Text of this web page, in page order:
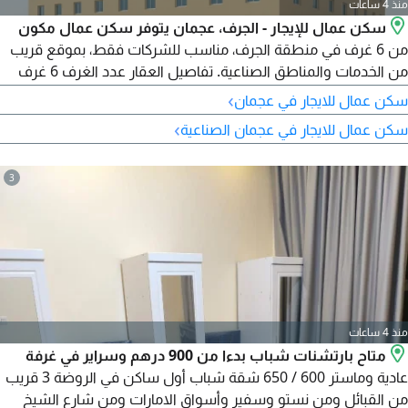
منذ 4 ساعات
سكن عمال للإيجار - الجرف، عجمان يتوفر سكن عمال مكون
من 6 غرف في منطقة الجرف، مناسب للشركات فقط، بموقع قريب
من الخدمات والمناطق الصناعية. تفاصيل العقار عدد الغرف 6 غرف
سعة الغرفة 6 أشخاص غير شامل الخدمات الحالة سيكون جاهز خلال
يومين السعر 122000 درهم اجمالي مناسب للشركات وجاهز
للتشغيل القريب
سكن عمال للايجار في عجمان›
سكن عمال للايجار في عجمان الصناعية›
3
منذ 4 ساعات
متاح بارتشنات شباب بدءا من 900 درهم وسراير في غرفة
عادية وماستر 600 / 650 شقة شباب أول ساكن في الروضة 3 قريب
من القبائل ومن نستو وسفير وأسواق الامارات ومن شارع الشيخ